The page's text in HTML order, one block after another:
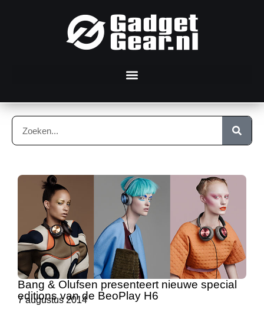
Bang & Olufsen presenteert nieuwe special
editions van de BeoPlay H6
7 augustus 2014